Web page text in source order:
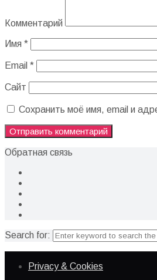
Комментарий
Имя *
Email *
Сайт
Сохранить моё имя, email и
Обратная связь
Search for:
Privacy & Cookies